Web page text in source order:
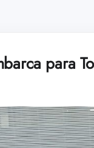
para